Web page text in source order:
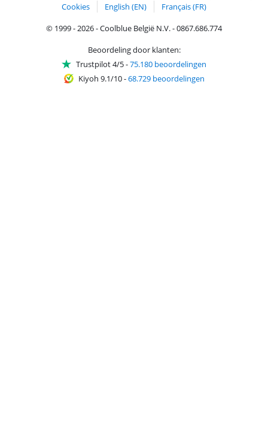
Cookies
English (EN)
Français (FR)
© 1999 - 2026 - Coolblue België N.V. - 0867.686.774
Beoordeling door klanten:
Trustpilot 4/5-75.180 beoordelingen
Kiyoh 9.1/10-68.729 beoordelingen